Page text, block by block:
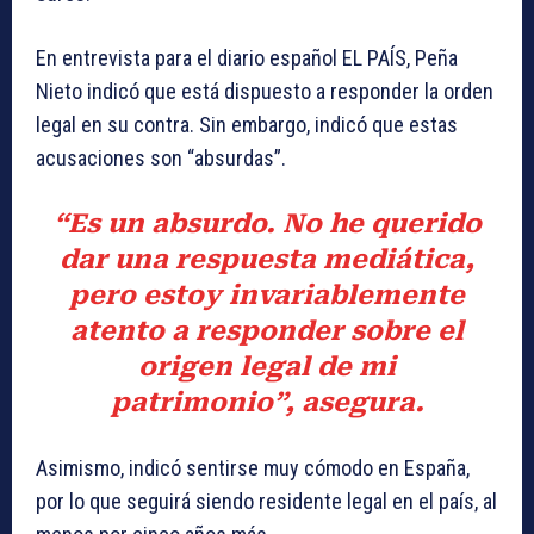
En entrevista para el diario español EL PAÍS, Peña
Nieto indicó que está dispuesto a responder la orden
legal en su contra. Sin embargo, indicó que estas
acusaciones son “absurdas”.
“Es un absurdo. No he querido
dar una respuesta mediática,
pero estoy invariablemente
atento a responder sobre el
origen legal de mi
patrimonio”, asegura.
Asimismo, indicó sentirse muy cómodo en España,
por lo que seguirá siendo residente legal en el país, al